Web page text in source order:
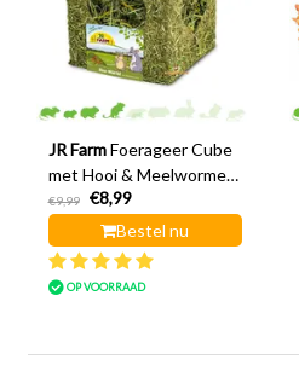
JR Farm Foerageer Cube
met Hooi & Meelwormen
12 cm
€9,99
€8,99
Bestel nu
OP VOORRAAD